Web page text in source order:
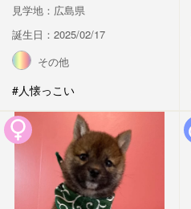
見学地：広島県
誕生日：2025/02/17
その他
#人懐っこい